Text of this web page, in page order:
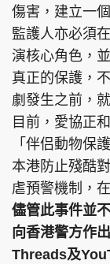
傷害，建立一
監護人亦必須
演核心角色，
真正的保護，
劇發生之前，
目前，愛協正
「伴侣動物保
本港防止殘酷
虐預警機制，
儘管此事件並
向香港警方作
Threads及